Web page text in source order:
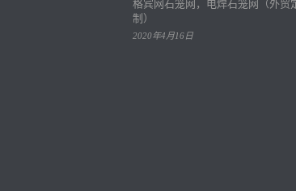
格宾网石笼网，电焊石笼网（外贸
制）
2020年4月16日